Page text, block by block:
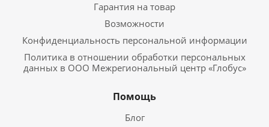
Гарантия на товар
Возможности
Конфиденциальность персональной информации
Политика в отношении обработки персональных
данных в ООО Межрегиональный центр «Глобус»
Помощь
Блог